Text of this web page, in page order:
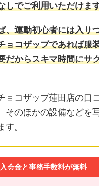
しでご利用いただけま
、運動初心者には入り
ョコザップであれば服
だからスキマ時間にサ
ョコザップ蓮田店の口
そのほかの設備などを
。
入会金と事務手数料が無料